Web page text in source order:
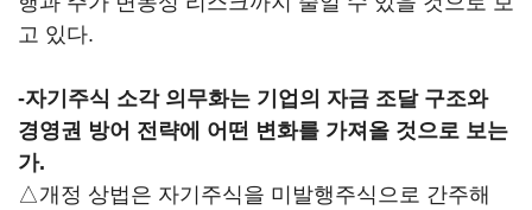
고 있다.
-자기주식 소각 의무화는 기업의 자금 조달 구조와
경영권 방어 전략에 어떤 변화를 가져올 것으로 보는
가.
△개정 상법은 자기주식을 미발행주식으로 간주해